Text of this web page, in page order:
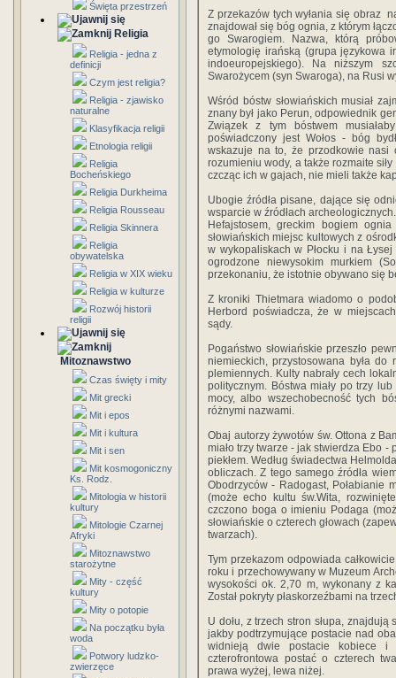
Święta przestrzeń
Religia
Religia - jedna z
definicji
Czym jest religia?
Religia - zjawisko
naturalne
Klasyfikacja religii
Etnologia religii
Religia
Bocheńskiego
Religia Durkheima
Religia Rousseau
Religia Skinnera
Religia
obywatelska
Religia w XIX wieku
Religia w kulturze
Rozwój historii
religii
Mitoznawstwo
Czas święty i mity
Mit grecki
Mit i epos
Mit i kultura
Mit i sen
Mit kosmogoniczny
Ks. Rodz.
Mitologia w historii
kultury
Mitologie Czarnej
Afryki
Mitoznawstwo
starożytne
Mity - część
kultury
Mity o potopie
Na początku była
woda
Potwory ludzko-
zwierzęce
Z przekazów tych wyłania się obraz
znajdował się bóg ognia, z którym
go Swarogiem. Nazwa, którą
etymologię irańską (grupa językowa
indoeuropejskiego). Na niższym
Swarożycem (syn Swaroga), na Rusi
Wśród bóstw słowiańskich musiał
znany był jako Perun, odpowiednik
Związek z tym bóstwem
poświadczony jest Wołos - bóg
wskazuje na to, że przodkowie nasi
rozumieniu wody, a także rozmaite
czcząc ich w gajach, nie mieli także
Ubogie źródła pisane, dające się
wsparcie w źródłach
Hefajstosem, greckim bogiem
słowiańskich miejsc kultowych z
w wykopaliskach w Płocku i na
ogrodzone niewysokim murkiem
przekonaniu, że istotnie obywano się
Z kroniki Thietmara wiadomo o
Herbord poświadcza, że w
sądy.
Pogaństwo słowiańskie przeszło
niemieckich, przystosowana była
plemiennych. Kulty nabrały cech
politycznym. Bóstwa miały po trzy
mocy, albo wszechobecność tych
różnymi nazwami.
Obaj autorzy żywotów św. Ottona z
miało trzy twarze - jak stwierdza Ebo -
piekłem. Według świadectwa
obliczach. Z tego samego źródła
Obodrzyców - Radogast, Połabianie
(może echo kultu św.Wita,
czczono boga o imieniu Podaga
słowiańskie o czterech głowach
twarzach).
Tym przekazom odpowiada
roku i przechowywany w Muzeum
wysokości ok. 2,70 m, wykonany z
Został pokryty płaskorzeźbami na
U dołu, z trzech stron słupa,
jakby podtrzymujące postacie nad
widnieją dwie postacie kobiece i
czterofrontowa postać o czterech
prawa wyżej, lewa niżej.